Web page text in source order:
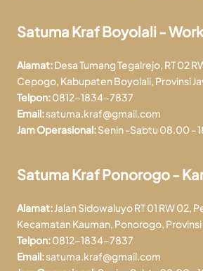
Satuma Kraf Boyolali -
Alamat:Desa Tumang Tegalrejo, RT 02
Cepogo, Kabupaten Boyolali, Provinsi
Telpon:0812-1834-7837
Email:satuma.kraf@gmail.com
Jam Operasional:Senin -Sabtu 08.00 -
Satuma Kraf Ponorogo -
Alamat:Jalan Sidowaluyo RT 01 RW 02,
Kecamatan Kauman, Ponorogo, Provinsi
Telpon:0812-1834-7837
Email:satuma.kraf@gmail.com